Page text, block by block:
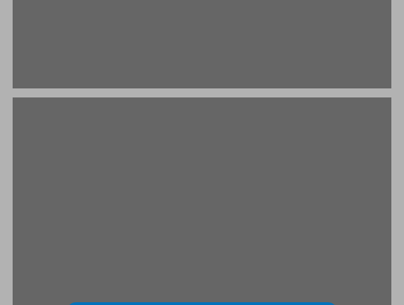
רצח רבין - מעל חצי יובל: הזמנה לחשוב מחדש ... 17